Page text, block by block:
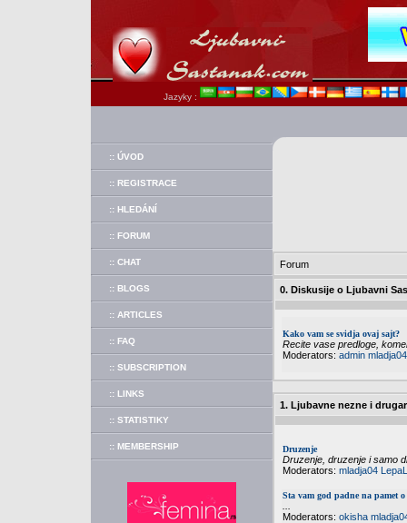
Jazyky :
:: ÚVOD
:: REGISTRACE
:: HLEDÁNÍ
:: FORUM
:: CHAT
:: BLOGS
:: ARTICLES
:: FAQ
:: SUBSCRIPTION
:: LINKS
:: STATISTIKY
:: MEMBERSHIP
Forum
0. Diskusije o Ljubavni
Kako vam se svidja ovaj sajt?
Recite vase predloge,
Moderators: admin mladja04
1. Ljubavne nezne i
Druzenje
Druzenje, druzenje i samo
Moderators: mladja04
Sta vam god padne na pamet
Moderators: okisha